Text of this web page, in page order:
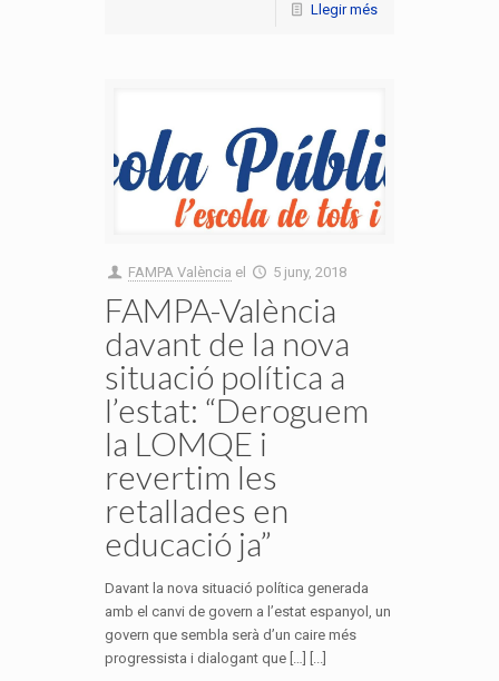
Llegir més
FAMPA València el 5 juny, 2018
FAMPA-València
davant de la nova
situació política a
l’estat: “Deroguem
la LOMQE i
revertim les
retallades en
educació ja”
Davant la nova situació política generada
amb el canvi de govern a l’estat espanyol, un
govern que sembla serà d’un caire més
progressista i dialogant que […] [...]